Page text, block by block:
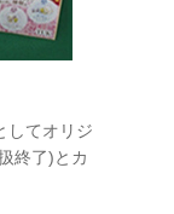
してオリジ
終了)とカ